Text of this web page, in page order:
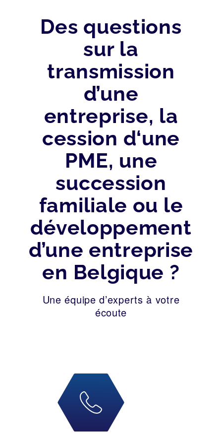
Des questions
sur la
transmission
d’une
entreprise, la
cession d‘une
PME, une
succession
familiale ou le
développement
d’une entreprise
en Belgique ?
Une équipe d’experts à votre
écoute